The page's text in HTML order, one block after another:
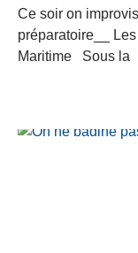
Ce soir on
préparatoire__
Maritime Sous la